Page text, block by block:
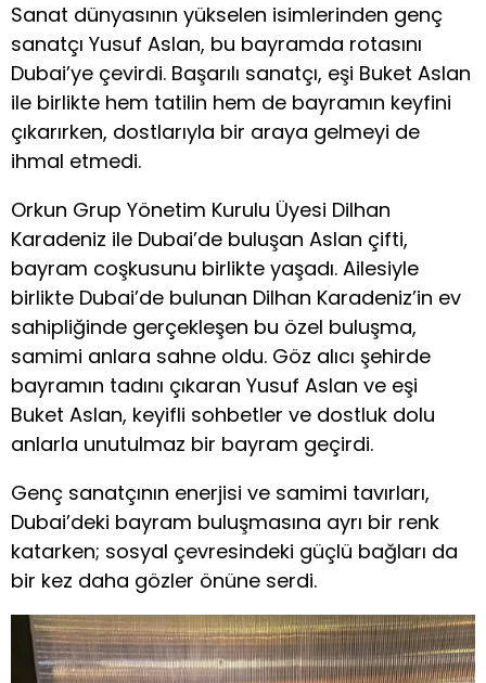
Sanat dünyasının yükselen isimlerinden genç
sanatçı Yusuf Aslan, bu bayramda rotasını
Dubai’ye çevirdi. Başarılı sanatçı, eşi Buket Aslan
ile birlikte hem tatilin hem de bayramın keyfini
çıkarırken, dostlarıyla bir araya gelmeyi de
ihmal etmedi.
Orkun Grup Yönetim Kurulu Üyesi Dilhan
Karadeniz ile Dubai’de buluşan Aslan çifti,
bayram coşkusunu birlikte yaşadı. Ailesiyle
birlikte Dubai’de bulunan Dilhan Karadeniz’in ev
sahipliğinde gerçekleşen bu özel buluşma,
samimi anlara sahne oldu. Göz alıcı şehirde
bayramın tadını çıkaran Yusuf Aslan ve eşi
Buket Aslan, keyifli sohbetler ve dostluk dolu
anlarla unutulmaz bir bayram geçirdi.
Genç sanatçının enerjisi ve samimi tavırları,
Dubai’deki bayram buluşmasına ayrı bir renk
katarken; sosyal çevresindeki güçlü bağları da
bir kez daha gözler önüne serdi.